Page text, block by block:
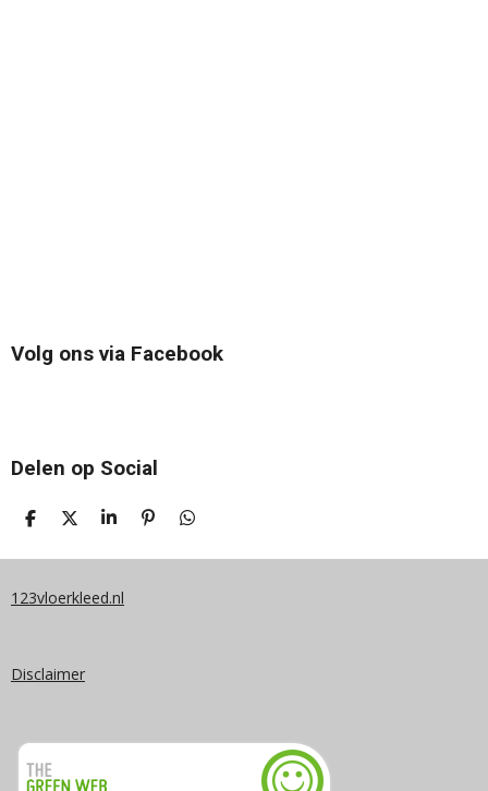
Volg ons via Facebook
Delen op Social
D
L
N
D
E
S
A
E
P
N
D
L
123vloerkleed.nl
Disclaimer